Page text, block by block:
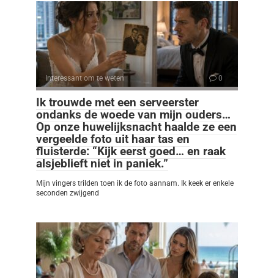
Interessant om te weten 0
Ik trouwde met een serveerster
ondanks de woede van mijn ouders…
Op onze huwelijksnacht haalde ze een
vergeelde foto uit haar tas en
fluisterde: “Kijk eerst goed… en raak
alsjeblieft niet in paniek.”
Mijn vingers trilden toen ik de foto aannam. Ik keek er enkele
seconden zwijgend